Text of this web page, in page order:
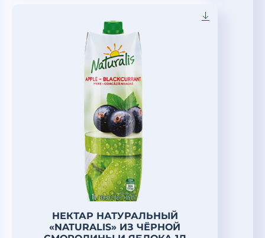
НЕКТАР НАТУРАЛЬНЫЙ
«NATURALIS» ИЗ ЧЁРНОЙ